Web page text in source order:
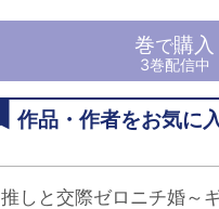
巻で購入
3巻配信中
作品・作者をお気に
推しと交際ゼロニチ婚～